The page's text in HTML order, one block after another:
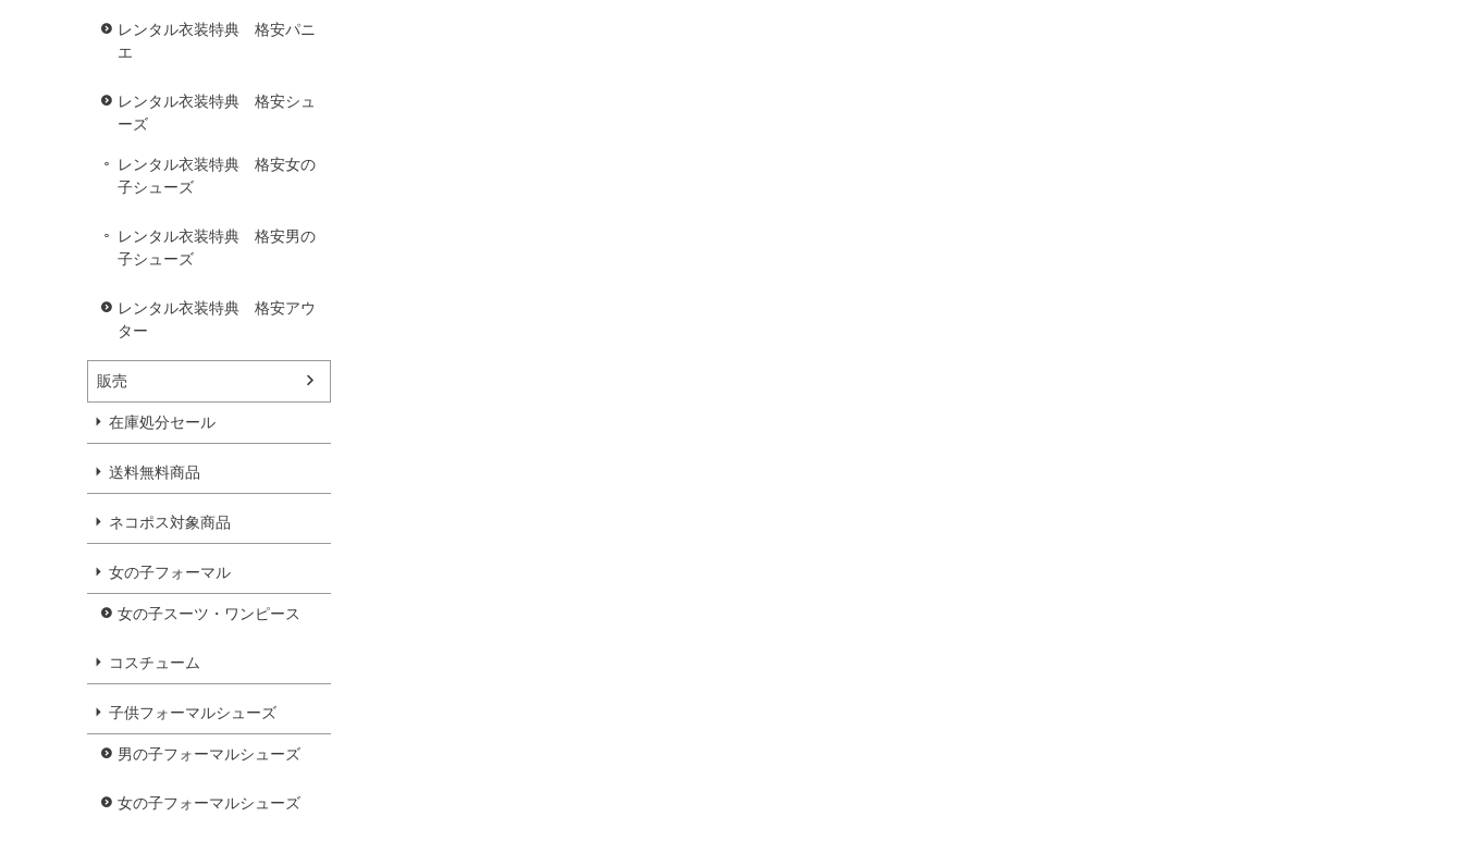
レンタル衣装特典 格安パニ
エ
レンタル衣装特典 格安シュ
ーズ
レンタル衣装特典 格安女の
子シューズ
レンタル衣装特典 格安男の
子シューズ
レンタル衣装特典 格安アウ
ター
販売
在庫処分セール
送料無料商品
ネコポス対象商品
女の子フォーマル
女の子スーツ・ワンピース
コスチューム
子供フォーマルシューズ
男の子フォーマルシューズ
女の子フォーマルシューズ